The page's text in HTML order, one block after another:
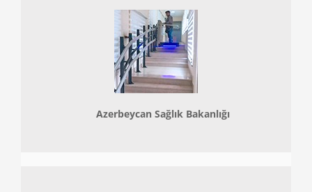
Azerbeycan Sağlık Bakanlığı